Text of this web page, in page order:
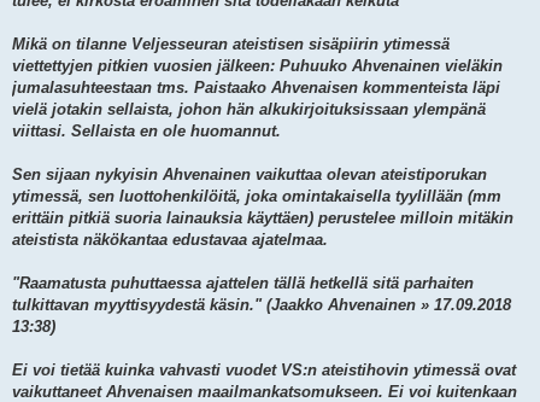
Mikä on tilanne Veljesseuran ateistisen sisäpiirin ytimessä
viettettyjen pitkien vuosien jälkeen: Puhuuko Ahvenainen vieläkin
jumalasuhteestaan tms. Paistaako Ahvenaisen kommenteista läpi
vielä jotakin sellaista, johon hän alkukirjoituksissaan ylempänä
viittasi. Sellaista en ole huomannut.
Sen sijaan nykyisin Ahvenainen vaikuttaa olevan ateistiporukan
ytimessä, sen luottohenkilöitä, joka omintakaisella tyylillään (mm
erittäin pitkiä suoria lainauksia käyttäen) perustelee milloin mitäkin
ateistista näkökantaa edustavaa ajatelmaa.
"Raamatusta puhuttaessa ajattelen tällä hetkellä sitä parhaiten
tulkittavan myyttisyydestä käsin." (Jaakko Ahvenainen » 17.09.2018
13:38)
Ei voi tietää kuinka vahvasti vuodet VS:n ateistihovin ytimessä ovat
vaikuttaneet Ahvenaisen maailmankatsomukseen. Ei voi kuitenkaan